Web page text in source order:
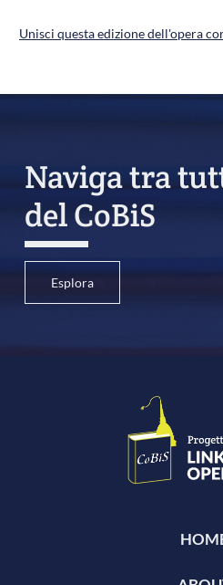
Unisci questa edizione dell'opera
Naviga tra
del CoBiS
Esplora